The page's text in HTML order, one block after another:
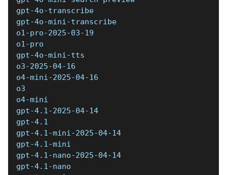
gpt-4o-transcribe
gpt-4o-mini-transcribe
o1-pro-2025-03-19
o1-pro
gpt-4o-mini-tts
o3-2025-04-16
o4-mini-2025-04-16
o3
o4-mini
gpt-4.1-2025-04-14
gpt-4.1
gpt-4.1-mini-2025-04-14
gpt-4.1-mini
gpt-4.1-nano-2025-04-14
gpt-4.1-nano